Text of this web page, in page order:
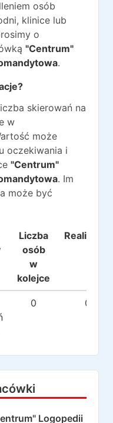
osób
klinice lub
o
"Centrum"
.
skierowań na
w
może
oczekiwania i
"Centrum"
. Im
może być
Liczba
osób
w
kolejce
Realizacje
0 0
Logopedii